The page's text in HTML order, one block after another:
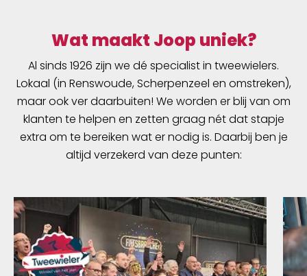
Wat maakt Joop uniek?
Al sinds 1926 zijn we dé specialist in tweewielers.
Lokaal (in Renswoude, Scherpenzeel en omstreken),
maar ook ver daarbuiten! We worden er blij van om
klanten te helpen en zetten graag nét dat stapje
extra om te bereiken wat er nodig is. Daarbij ben je
altijd verzekerd van deze punten: